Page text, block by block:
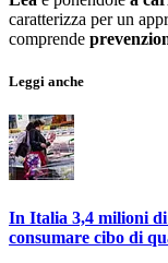
caratterizza per un
comprende
Leggi anche
In Italia 3,4 milioni
consumare cibo di